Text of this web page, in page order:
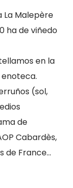
La Malepère
ha de viñedo
en la
(sol,
de
Cabardès,
de France…